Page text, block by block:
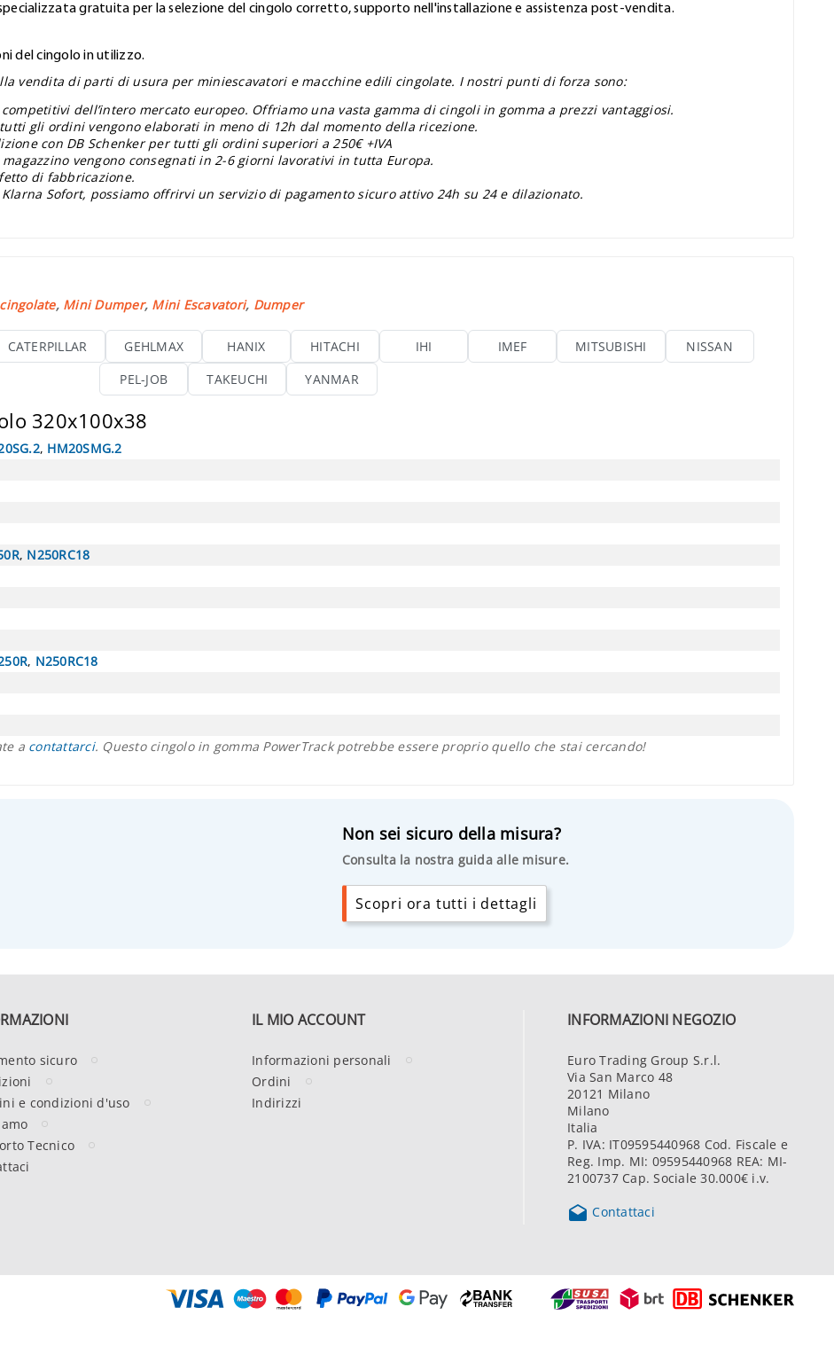
gratuita per la selezione del cingolo corretto, supporto nell'installazione e assistenza post-vendita.
del cingolo in utilizzo.
vendita di parti di usura per miniescavatori e macchine edili cingolate. I nostri punti di forza sono:
dell’intero mercato europeo. Offriamo una vasta gamma di cingoli in gomma a prezzi vantaggiosi.
tutti gli ordini vengono elaborati in meno di 12h dal momento della ricezione.
con DB Schenker per tutti gli ordini superiori a 250€ +IVA
vengono consegnati in 2-6 giorni lavorativi in tutta Europa.
di fabbricazione.
Klarna Sofort, possiamo offrirvi un servizio di pagamento sicuro attivo 24h su 24 e dilazionato.
, Mini Dumper, Mini Escavatori, Dumper
CATERPILLAR GEHLMAX HANIX HITACHI IHI IMEF MITSUBISHI
NISSAN
PEL-JOB
TAKEUCHI YANMAR
320x100x38
, HM20SMG.2
, N250RC18
, N250RC18
a contattarci. Questo cingolo in gomma PowerTrack potrebbe essere proprio quello che stai cercando!
Non sei sicuro della misura?
Consulta la nostra guida alle misure.
Scopri ora tutti i dettagli
sicuro
e condizioni d'uso
Tecnico
IL MIO ACCOUNT
Informazioni personali
Ordini
Indirizzi
INFORMAZIONI NEGOZIO
Euro Trading Group S.r.l.
Via San Marco 48
20121 Milano
Milano
Italia
P. IVA: IT09595440968 Cod. Fiscale e
Reg. Imp. MI: 09595440968 REA: MI-
2100737 Cap. Sociale 30.000€ i.v.
 Contattaci